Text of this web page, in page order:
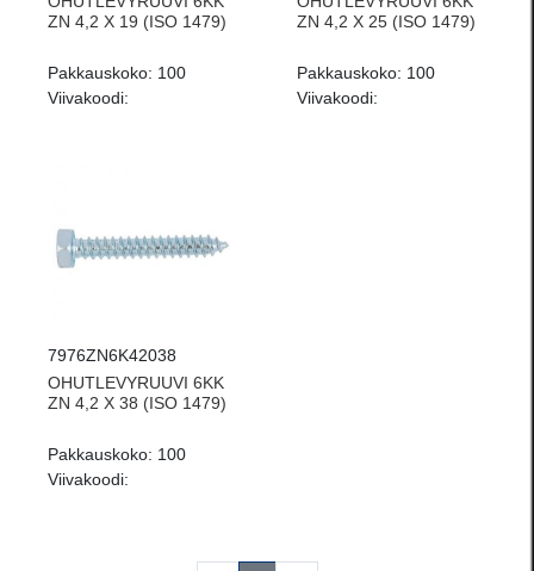
ZN 4,2 X 19 (ISO 1479)
Pakkauskoko: 100
Viivakoodi:
ZN 4,2 X 25 (ISO 1479)
Pakkauskoko: 100
Viivakoodi:
7976ZN6K42038
OHUTLEVYRUUVI 6KK
ZN 4,2 X 38 (ISO 1479)
Pakkauskoko: 100
Viivakoodi: